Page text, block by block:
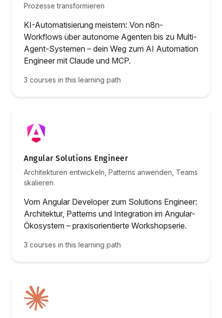
Prozesse transformieren
KI-Automatisierung meistern: Von n8n-
Workflows über autonome Agenten bis zu Multi-
Agent-Systemen – dein Weg zum AI Automation
Engineer mit Claude und MCP.
3 courses in this learning path
Angular Solutions Engineer
Architekturen entwickeln, Patterns anwenden, Teams
skalieren
Vom Angular Developer zum Solutions Engineer:
Architektur, Patterns und Integration im Angular-
Ökosystem – praxisorientierte Workshopserie.
3 courses in this learning path